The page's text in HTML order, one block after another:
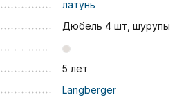
латунь
Дюбель 4 шт, шурупы
5 лет
Langberger